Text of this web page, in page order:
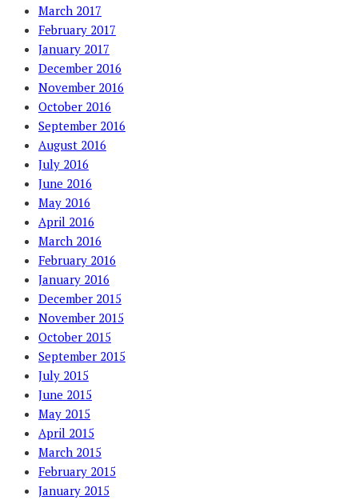
March 2017
February 2017
January 2017
December 2016
November 2016
October 2016
September 2016
August 2016
July 2016
June 2016
May 2016
April 2016
March 2016
February 2016
January 2016
December 2015
November 2015
October 2015
September 2015
July 2015
June 2015
May 2015
April 2015
March 2015
February 2015
January 2015